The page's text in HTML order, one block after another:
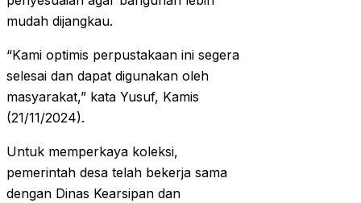
mudah dijangkau.
“Kami optimis perpustakaan ini segera
selesai dan dapat digunakan oleh
masyarakat,” kata Yusuf, Kamis
(21/11/2024).
Untuk memperkaya koleksi,
pemerintah desa telah bekerja sama
dengan Dinas Kearsipan dan